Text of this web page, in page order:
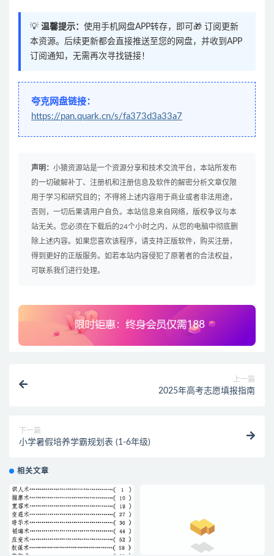
💡 温馨提示： 使用手机网盘APP转存，即可🎁 订阅更新
本资源。后续更新都会直接推送至您的网盘，并收到APP
订阅通知，无需再次寻找链接！
夸克网盘链接：
https://pan.quark.cn/s/fa373d3a33a7
声明： 小猿资源站是一个资源分享和技术交流平台，本站所发布
的一切破解补丁、注册机和注册信息及软件的解密分析文章仅限
用于学习和研究目的；不得将上述内容用于商业或者非法用途，
否则，一切后果请用户自负。本站信息来自网络，版权争议与本
站无关。您必须在下载后的24个小时之内，从您的电脑中彻底删
除上述内容。如果您喜欢该程序，请支持正版软件，购买注册，
得到更好的正版服务。如若本站内容侵犯了原著者的合法权益，
可联系我们进行处理。
上一篇
2025年高考志愿填报指南
下一篇
小学暑假培养学霸规划表 (1-6年级)
相关文章